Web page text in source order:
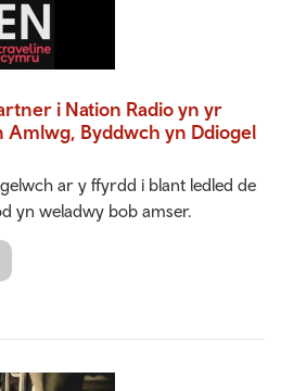
i Nation Radio yn yr
Amlwg, Byddwch yn Ddiogel
ar y ffyrdd i blant ledled de
yn weladwy bob amser.